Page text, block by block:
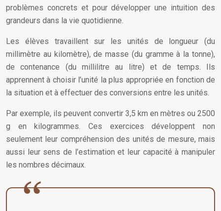
problèmes concrets et pour développer une intuition des
grandeurs dans la vie quotidienne.
Les élèves travaillent sur les unités de longueur (du
millimètre au kilomètre), de masse (du gramme à la tonne),
de contenance (du millilitre au litre) et de temps. Ils
apprennent à choisir l’unité la plus appropriée en fonction de
la situation et à effectuer des conversions entre les unités.
Par exemple, ils peuvent convertir 3,5 km en mètres ou 2500
g en kilogrammes. Ces exercices développent non
seulement leur compréhension des unités de mesure, mais
aussi leur sens de l’estimation et leur capacité à manipuler
les nombres décimaux.